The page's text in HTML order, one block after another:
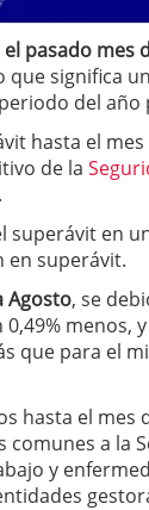
¿Por qué el
de 2025
esta
una decisión
2025
de venta?
3
pasado mes
que significa
del año
hasta el
de la
en
en superávit.
Agosto, se
menos,
que para el
hasta el mes
a la
y